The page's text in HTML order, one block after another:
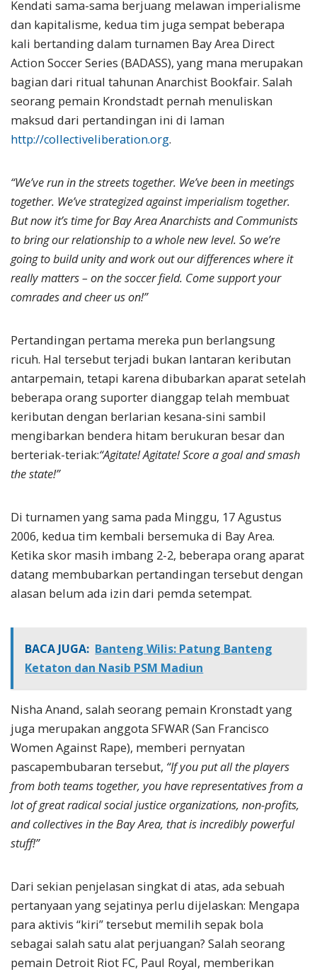
Kendati sama-sama berjuang melawan imperialisme
dan kapitalisme, kedua tim juga sempat beberapa
kali bertanding dalam turnamen Bay Area Direct
Action Soccer Series (BADASS), yang mana merupakan
bagian dari ritual tahunan Anarchist Bookfair. Salah
seorang pemain Krondstadt pernah menuliskan
maksud dari pertandingan ini di laman
http://collectiveliberation.org.
“We’ve run in the streets together. We’ve been in meetings
together. We’ve strategized against imperialism together.
But now it’s time for Bay Area Anarchists and Communists
to bring our relationship to a whole new level. So we’re
going to build unity and work out our differences where it
really matters – on the soccer field. Come support your
comrades and cheer us on!”
Pertandingan pertama mereka pun berlangsung
ricuh. Hal tersebut terjadi bukan lantaran keributan
antarpemain, tetapi karena dibubarkan aparat setelah
beberapa orang suporter dianggap telah membuat
keributan dengan berlarian kesana-sini sambil
mengibarkan bendera hitam berukuran besar dan
berteriak-teriak:“Agitate! Agitate! Score a goal and smash
the state!”
Di turnamen yang sama pada Minggu, 17 Agustus
2006, kedua tim kembali bersemuka di Bay Area.
Ketika skor masih imbang 2-2, beberapa orang aparat
datang membubarkan pertandingan tersebut dengan
alasan belum ada izin dari pemda setempat.
BACA JUGA: Banteng Wilis: Patung Banteng
Ketaton dan Nasib PSM Madiun
Nisha Anand, salah seorang pemain Kronstadt yang
juga merupakan anggota SFWAR (San Francisco
Women Against Rape), memberi pernyatan
pascapembubaran tersebut, “If you put all the players
from both teams together, you have representatives from a
lot of great radical social justice organizations, non-profits,
and collectives in the Bay Area, that is incredibly powerful
stuff!”
Dari sekian penjelasan singkat di atas, ada sebuah
pertanyaan yang sejatinya perlu dijelaskan: Mengapa
para aktivis “kiri” tersebut memilih sepak bola
sebagai salah satu alat perjuangan? Salah seorang
pemain Detroit Riot FC, Paul Royal, memberikan